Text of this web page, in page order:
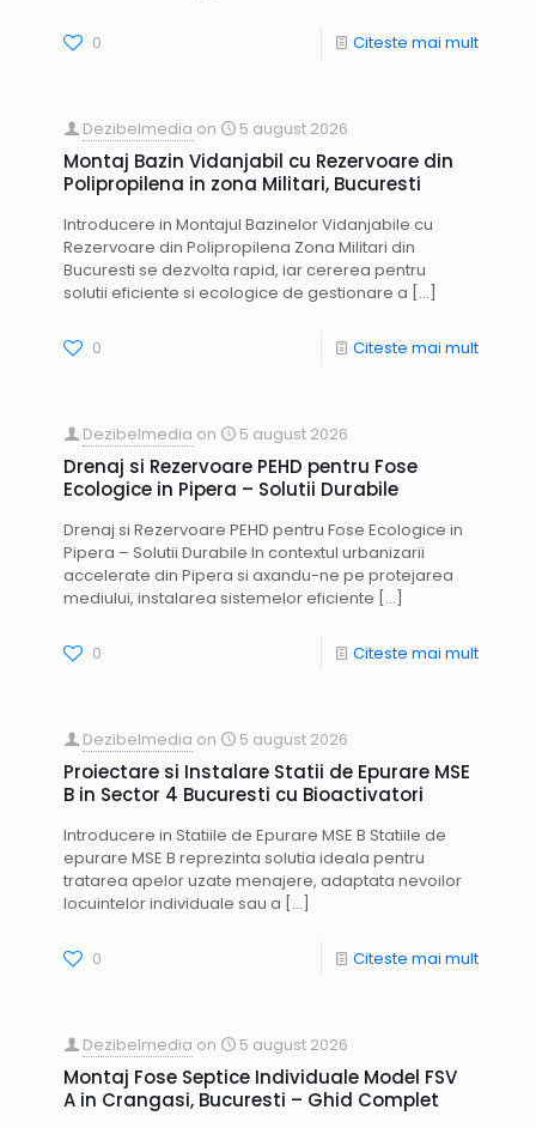
0 Citeste mai mult
Dezibelmedia on 5 august 2026
Montaj Bazin Vidanjabil cu Rezervoare din
Polipropilena in zona Militari, Bucuresti
Introducere in Montajul Bazinelor Vidanjabile cu
Rezervoare din Polipropilena Zona Militari din
Bucuresti se dezvolta rapid, iar cererea pentru
solutii eficiente si ecologice de gestionare a […]
0 Citeste mai mult
Dezibelmedia on 5 august 2026
Drenaj si Rezervoare PEHD pentru Fose
Ecologice in Pipera – Solutii Durabile
Drenaj si Rezervoare PEHD pentru Fose Ecologice in
Pipera – Solutii Durabile In contextul urbanizarii
accelerate din Pipera si axandu-ne pe protejarea
mediului, instalarea sistemelor eficiente […]
0 Citeste mai mult
Dezibelmedia on 5 august 2026
Proiectare si Instalare Statii de Epurare MSE
B in Sector 4 Bucuresti cu Bioactivatori
Introducere in Statiile de Epurare MSE B Statiile de
epurare MSE B reprezinta solutia ideala pentru
tratarea apelor uzate menajere, adaptata nevoilor
locuintelor individuale sau a […]
0 Citeste mai mult
Dezibelmedia on 5 august 2026
Montaj Fose Septice Individuale Model FSV
A in Crangasi, Bucuresti – Ghid Complet